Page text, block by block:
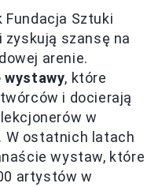
Sztuki
zyskują szansę na
arenie.
wystawy, które
i docierają
w
W ostatnich latach
wystaw, które
artystów w